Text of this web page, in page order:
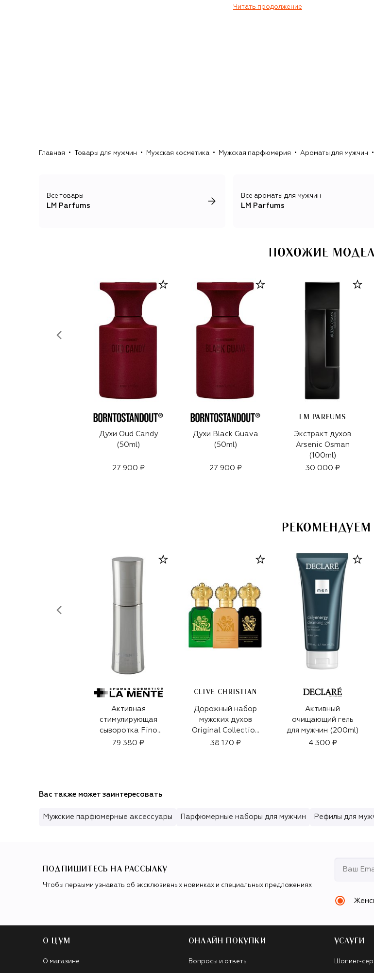
Читать продолжение
Главная Товары для мужчин Мужская косметика Мужская парфюмерия Ароматы для мужчин
Все товары
LM Parfums
Все ароматы для мужчин
LM Parfums
ПОХОЖИЕ
Духи Oud Candy
(50ml)
27 900 ₽
Духи Black Guava
(50ml)
27 900 ₽
LM PARFUMS
Экстракт духов
Arsenic Osman
(100ml)
30 000 ₽
РЕКОМЕНДУЕМ
Активная
стимулирующая
сыворотка Fino
Claro Essence
79 380 ₽
CLIVE CHRISTIAN
Дорожный набор
мужских духов
Original Collection
Masculine (3x10ml)
38 170 ₽
Активный
очищающий гель
для мужчин (200ml)
4 300 ₽
Вас также может заинтересовать
Мужские парфюмерные аксессуары Парфюмерные наборы для мужчин Рефилы для
ПОДПИШИТЕСЬ НА РАССЫЛКУ
Чтобы первыми узнавать об эксклюзивных новинках и специальных предложениях
О ЦУМ
О магазине
ОНЛАЙН ПОКУПКИ
Вопросы и ответы
УСЛУГИ
Шопинг-